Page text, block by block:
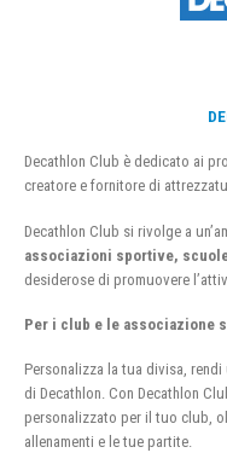
Decathlon Club è dedicato ai
creatore e fornitore di
Decathlon Club si rivolge a
associazioni sportive,
desiderose di promuovere
Per i club e le associazione
Personalizza la tua divisa,
di Decathlon. Con Decathlon
personalizzato per il tuo club,
allenamenti e le tue partite.